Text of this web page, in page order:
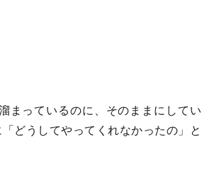
まっているのに、そのままにしてい
どうしてやってくれなかったの」と